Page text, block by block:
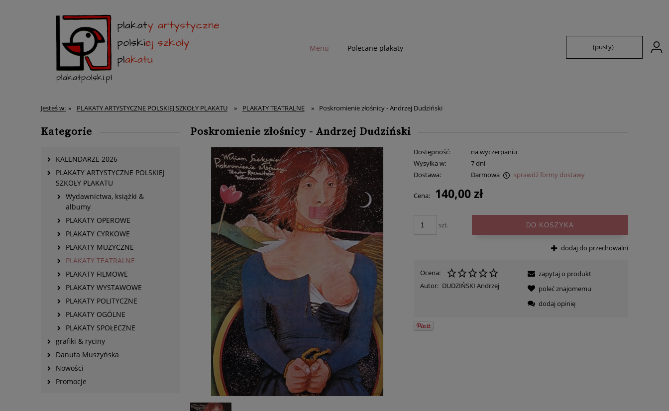
Menu Polecane plakaty (pusty)
Jesteś w: » PLAKATY ARTYSTYCZNE POLSKIEJ SZKOŁY PLAKATU » PLAKATY TEATRALNE » Poskromienie złośnicy - Andrzej Dudziński
Kategorie
KALENDARZE 2026
PLAKATY ARTYSTYCZNE POLSKIEJ
SZKOŁY PLAKATU
Wydawnictwa, książki &
albumy
PLAKATY OPEROWE
PLAKATY CYRKOWE
PLAKATY MUZYCZNE
PLAKATY TEATRALNE
PLAKATY FILMOWE
PLAKATY WYSTAWOWE
PLAKATY POLITYCZNE
PLAKATY OGÓLNE
PLAKATY SPOŁECZNE
grafiki & ryciny
Danuta Muszyńska
Nowości
Promocje
Poskromienie złośnicy - Andrzej Dudziński
Dostępność:
na wyczerpaniu
Wysyłka w:
7 dni
Dostawa:
Darmowa
Cena nie zawiera ewentualnych kosztów
płatności
sprawdź formy dostawy
Cena: 140,00 zł
szt. DO KOSZYKA
dodaj do przechowalni
Ocena:
Autor: DUDZIŃSKI Andrzej
zapytaj o produkt
poleć znajomemu
dodaj opinię